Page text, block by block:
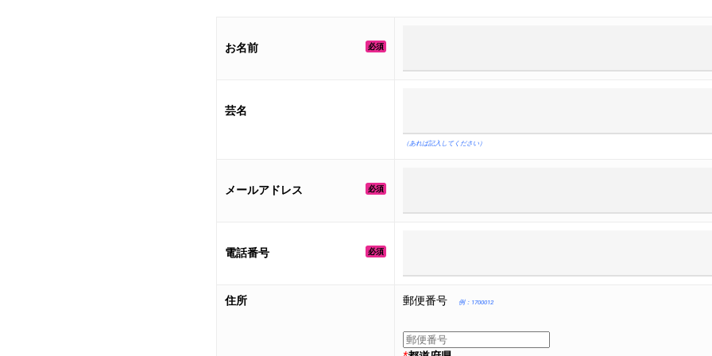
お名前 必須
芸名
（あれば記入してください）
メールアドレス 必須
電話番号 必須
住所 郵便番号 例：1700012